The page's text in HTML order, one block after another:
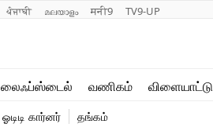
ਪੰਜਾਬੀ മലയാളം मनी9 TV9-UP
லைஃப்ஸ்டைல் வணிகம் விளையாட்டு
வைரல்
ஓடிடி கார்னர் தங்கம்